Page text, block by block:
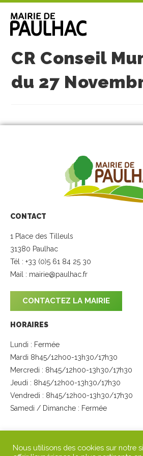
CR Conseil
du 27
CONTACT
1 Place des Tilleuls
31380 Paulhac
Tél : +33 (0)5 61 84 25 30
Mail : mairie@paulhac.fr
CONTACTEZ LA MAIRIE
HORAIRES
Lundi : Fermée
Mardi 8h45/12h00-13h30/17h30
Mercredi : 8h45/12h00-13h30/17h30
Jeudi : 8h45/12h00-13h30/17h30
Vendredi : 8h45/12h00-13h30/17h30
Samedi / Dimanche : Fermée
Nous utilisons des cookies sur notre